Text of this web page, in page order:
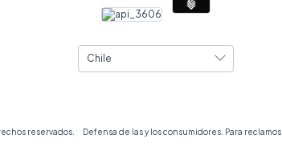
reservados. Defensa de las y los consumidores. Para reclamos